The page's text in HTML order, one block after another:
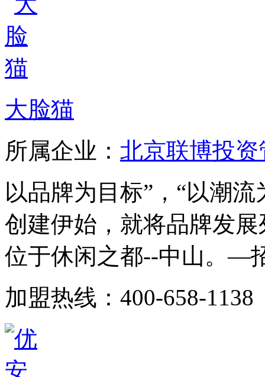
大脸猫
所属企业： 北京联博投
以品牌为目标”，“以潮
创建伊始，就将品牌发
位于休闲之都--中山。—
加盟热线：400-658-1138